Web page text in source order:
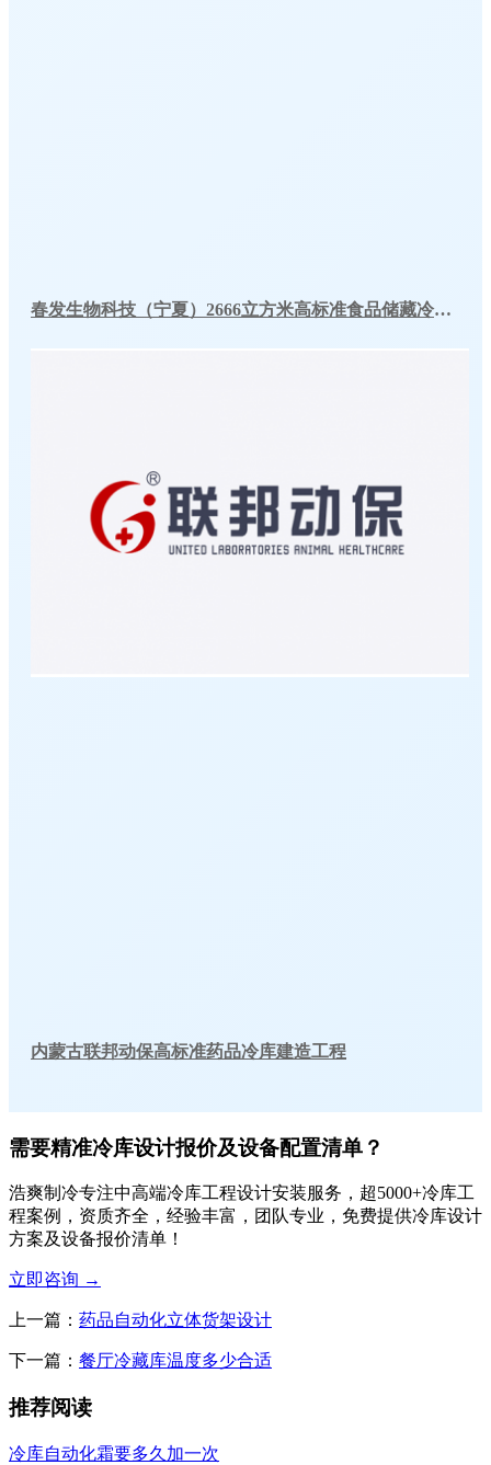
春发生物科技（宁夏）2666立方米高标准食品储藏冷库工程案例
内蒙古联邦动保高标准药品冷库建造工程
需要精准冷库设计报价及设备配置清单？
浩爽制冷专注中高端冷库工程设计安装服务，超5000+冷库工
程案例，资质齐全，经验丰富，团队专业，免费提供冷库设计
方案及设备报价清单！
立即咨询 →
上一篇： 药品自动化立体货架设计
下一篇： 餐厅冷藏库温度多少合适
推荐阅读
冷库自动化霜要多久加一次